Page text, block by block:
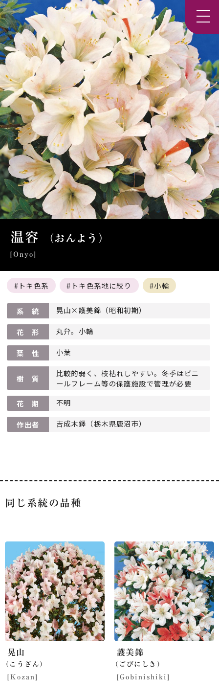
温容 （おんよう）
[Onyo]
トキ色系 トキ色系地に絞り 小輪
系 統 晃山×護美錦（昭和初期）
花 形 丸弁。小輪
葉 性 小葉
樹 質
比較的弱く、枝枯れしやすい。冬季はビニ
ールフレーム等の保護施設で管理が必要
花 期
不明
作出者 吉成木鐸（栃木県鹿沼市）
同じ系統の品種
晃山
（こうざん）
[Kozan]
護美錦
（ごびにしき）
[Gobinishiki]